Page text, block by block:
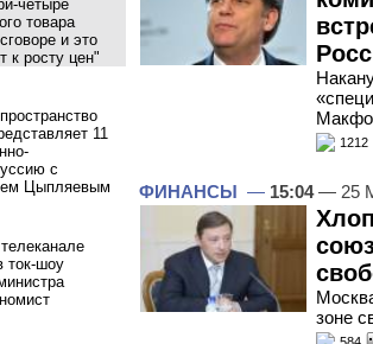
четыре
товара
и это
к росту цен"
11
с
Цыпляевым
ток-шоу
1212
ФИНАНСЫ — 15:04— 25
зоне